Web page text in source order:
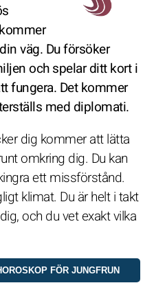
väg. Du försöker
och spelar ditt kort i
fungera. Det kommer
med diplomati.
dig kommer att lätta
omkring dig. Du kan
ett missförstånd.
klimat. Du är helt i takt
och du vet exakt vilka